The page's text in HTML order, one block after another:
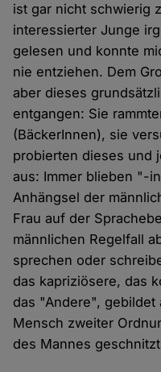
ist gar nicht schwierig
interessierter Junge
gelesen und konnte
nie entziehen. Dem
aber dieses
entgangen: Sie
(BäckerInnen), sie
probierten dieses und
aus: Immer blieben "-
Anhängsel der
Frau auf der
männlichen Regelfall
sprechen oder
das kapriziösere, das
das "Andere", gebildet
Mensch zweiter
des Mannes